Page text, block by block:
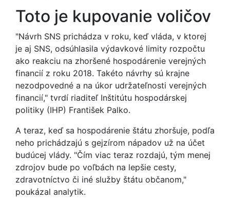
Toto je kupovanie voličov
"Návrh SNS prichádza v roku, keď vláda, v ktorej
je aj SNS, odsúhlasila výdavkové limity rozpočtu
ako reakciu na zhoršené hospodárenie verejných
financií z roku 2018. Takéto návrhy sú krajne
nezodpovedné a na úkor udržateľnosti verejných
financií," tvrdí riaditeľ Inštitútu hospodárskej
politiky (IHP) František Palko.
A teraz, keď sa hospodárenie štátu zhoršuje, podľa
neho prichádzajú s gejzírom nápadov už na účet
budúcej vlády. "Čím viac teraz rozdajú, tým menej
zdrojov bude po voľbách na lepšie cesty,
zdravotníctvo či iné služby štátu občanom,"
poukázal analytik.